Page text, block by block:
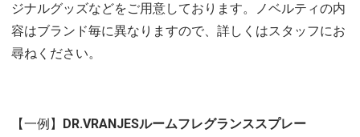
ジナルグッズなどをご用意しております。ノベルティの内
容はブランド毎に異なりますので、詳しくはスタッフにお
尋ねください。
【一例】 DR.VRANJESルームフレグランススプレー